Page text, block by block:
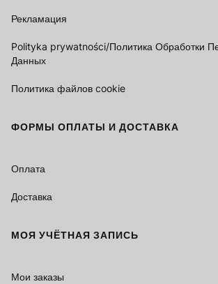
Рекламация
Polityka prywatności/Политика Обработки
Данных
Политика файлов cookie
ФОРМЫ ОПЛАТЫ И ДОСТАВКА
Оплата
Доставка
МОЯ УЧЁТНАЯ ЗАПИСЬ
Мои заказы